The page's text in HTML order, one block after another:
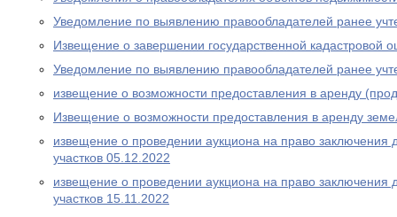
Уведомление по выявлению правообладателей ранее
Извещение о завершении государственной кадастровой
Уведомление по выявлению правообладателей ранее
извещение о возможности предоставления в аренду
Извещение о возможности предоставления в аренду
извещение о проведении аукциона на право заключения
участков 05.12.2022
извещение о проведении аукциона на право заключения
участков 15.11.2022